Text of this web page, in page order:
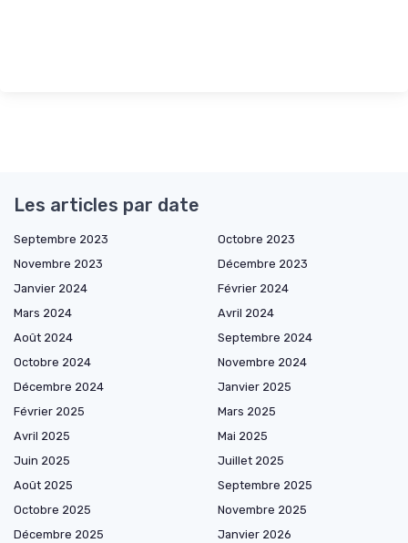
Les articles par date
Septembre 2023
Octobre 2023
Novembre 2023
Décembre 2023
Janvier 2024
Février 2024
Mars 2024
Avril 2024
Août 2024
Septembre 2024
Octobre 2024
Novembre 2024
Décembre 2024
Janvier 2025
Février 2025
Mars 2025
Avril 2025
Mai 2025
Juin 2025
Juillet 2025
Août 2025
Septembre 2025
Octobre 2025
Novembre 2025
Décembre 2025
Janvier 2026